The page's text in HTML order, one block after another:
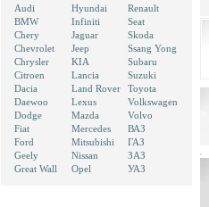
Audi
BMW
Chery
Chevrolet
Chrysler
Citroen
Dacia
Daewoo
Dodge
Fiat
Ford
Geely
Great Wall
Hyundai
Infiniti
Jaguar
Jeep
KIA
Lancia
Land Rover
Lexus
Mazda
Mercedes
Mitsubishi
Nissan
Opel
Renault
Seat
Skoda
Ssang Yong
Subaru
Suzuki
Toyota
Volkswagen
Volvo
ВАЗ
ГАЗ
ЗАЗ
УАЗ